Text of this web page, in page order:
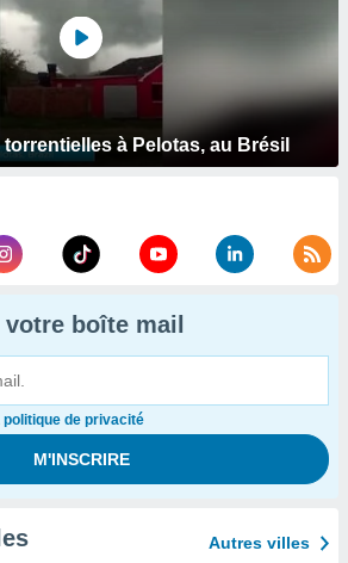
à Pelotas, au Brésil
boîte mail
de privacité
Autres villes